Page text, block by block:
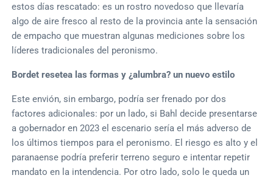
estos días rescatado: es un rostro novedoso que llevaría
algo de aire fresco al resto de la provincia ante la sensación
de empacho que muestran algunas mediciones sobre los
líderes tradicionales del peronismo.
Bordet resetea las formas y ¿alumbra? un nuevo estilo
Este envión, sin embargo, podría ser frenado por dos
factores adicionales: por un lado, si Bahl decide presentarse
a gobernador en 2023 el escenario sería el más adverso de
los últimos tiempos para el peronismo. El riesgo es alto y el
paranaense podría preferir terreno seguro e intentar repetir
mandato en la intendencia. Por otro lado, solo le queda un